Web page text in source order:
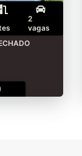
2
vagas